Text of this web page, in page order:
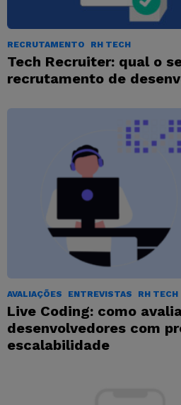
RECRUTAMENTO RH TECH
Tech Recruiter: qual o
recrutamento de
AVALIAÇÕES ENTREVISTAS RH TECH
Live Coding: como
desenvolvedores com
escalabilidade